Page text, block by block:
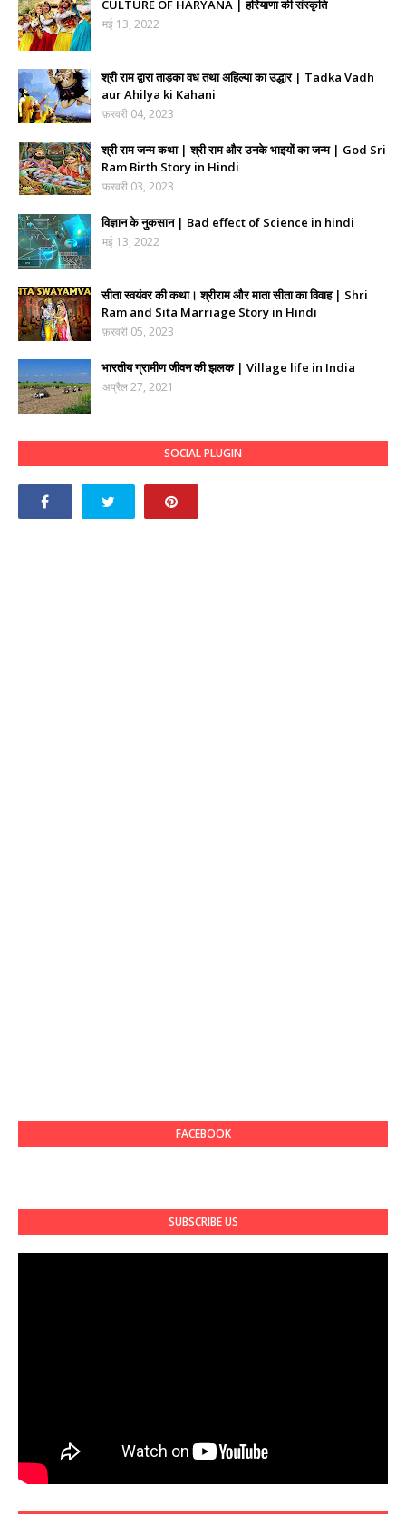
CULTURE OF HARYANA | हरियाणा की संस्कृति
मई 13, 2022
श्री राम द्वारा ताड़का वध तथा अहिल्या का उद्धार | Tadka Vadh
aur Ahilya ki Kahani
फ़रवरी 04, 2023
श्री राम जन्म कथा | श्री राम और उनके भाइयों का जन्म | God Sri
Ram Birth Story in Hindi
फ़रवरी 03, 2023
विज्ञान के नुकसान | Bad effect of Science in hindi
मई 13, 2022
सीता स्वयंवर की कथा। श्रीराम और माता सीता का विवाह | Shri
Ram and Sita Marriage Story in Hindi
फ़रवरी 05, 2023
भारतीय ग्रामीण जीवन की झलक | Village life in India
अप्रैल 27, 2021
SOCIAL PLUGIN
FACEBOOK
SUBSCRIBE US